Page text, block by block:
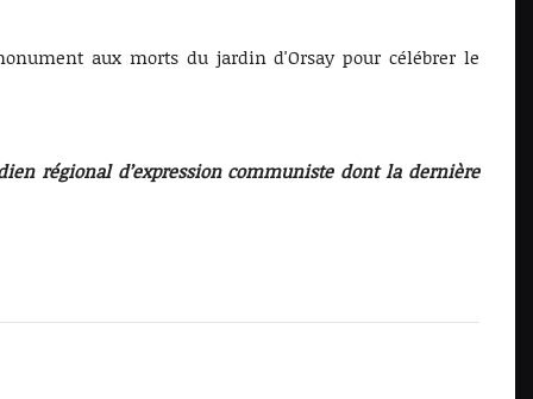
aux morts du jardin d'Orsay pour célébrer le
régional d’expression communiste dont la dernière